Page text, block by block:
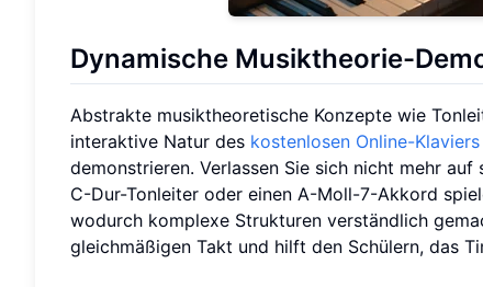
Dynamische Musiktheorie-
Abstrakte musiktheoretische Konzepte wie
interaktive Natur des kostenlosen Online-Klaviers
demonstrieren. Verlassen Sie sich nicht mehr
C-Dur-Tonleiter oder einen A-Moll-7-Akkord
wodurch komplexe Strukturen verständlich
gleichmäßigen Takt und hilft den Schülern, das